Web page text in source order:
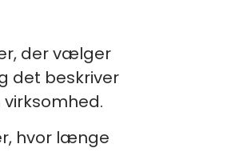
der vælger
det beskriver
hvor længe